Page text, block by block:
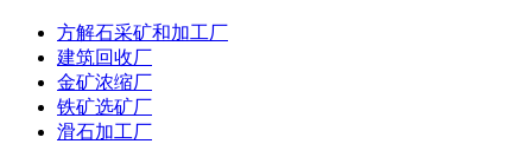
方解石采矿和加工厂
建筑回收厂
金矿浓缩厂
铁矿选矿厂
滑石加工厂